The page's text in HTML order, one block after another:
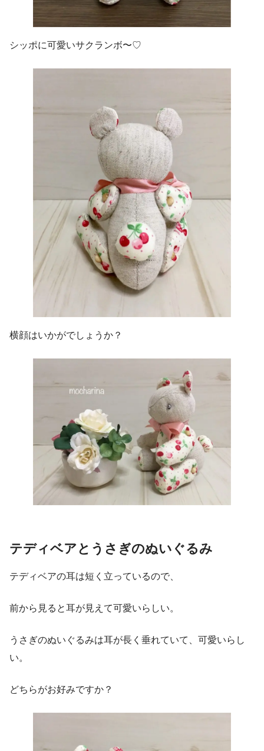
シッポに可愛いサクランボ〜♡
横顔はいかがでしょうか？
テディベアとうさぎのぬいぐるみ
テディベアの耳は短く立っているので、
前から見ると耳が見えて可愛いらしい。
うさぎのぬいぐるみは耳が長く垂れていて、可愛いらし
い。
どちらがお好みですか？